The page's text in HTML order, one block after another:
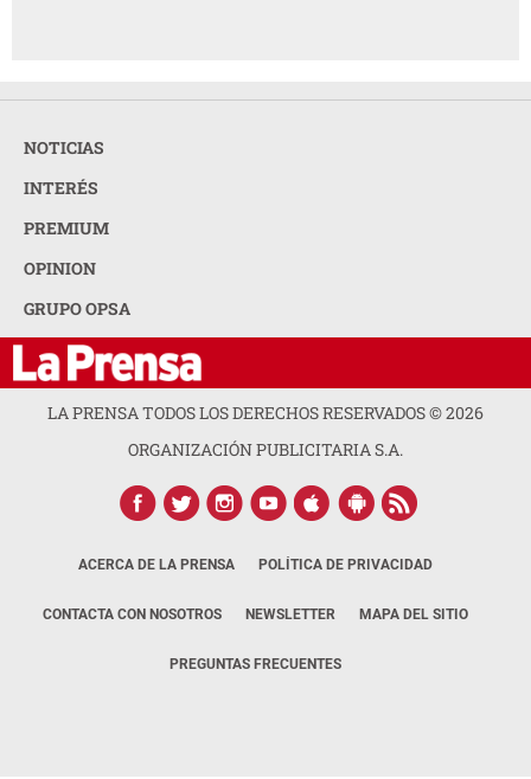
NOTICIAS
INTERÉS
PREMIUM
OPINION
GRUPO OPSA
LA PRENSA TODOS LOS DERECHOS RESERVADOS ©2026
ORGANIZACIÓN PUBLICITARIA S.A.
ACERCA DE LA PRENSA POLÍTICA DE PRIVACIDAD
CONTACTA CON NOSOTROS NEWSLETTER MAPA DEL SITIO
PREGUNTAS FRECUENTES